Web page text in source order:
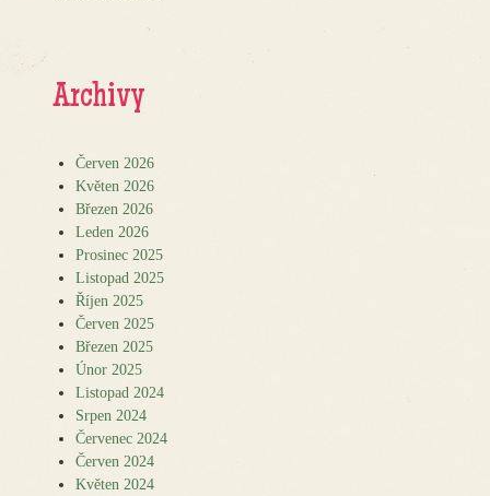
Archivy
Červen 2026
Květen 2026
Březen 2026
Leden 2026
Prosinec 2025
Listopad 2025
Říjen 2025
Červen 2025
Březen 2025
Únor 2025
Listopad 2024
Srpen 2024
Červenec 2024
Červen 2024
Květen 2024